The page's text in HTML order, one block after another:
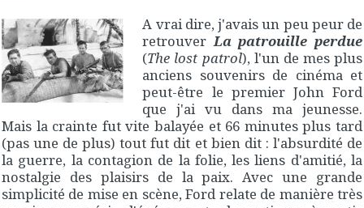
A vrai dire, j'avais un peu peur de
retrouverLa patrouille perdue
(The lost patrol), l'un de mes plus
anciens souvenirs de cinéma et
peut-être le premier John Ford
que j'ai vu dans ma jeunesse.
Mais la crainte fut vite balayée et 66 minutes plus tard
(pas une de plus) tout fut dit et bien dit : l'absurdité de
la guerre, la contagion de la folie, les liens d'amitié, la
nostalgie des plaisirs de la paix. Avec une grande
simplicité de mise en scène, Ford relate de manière très